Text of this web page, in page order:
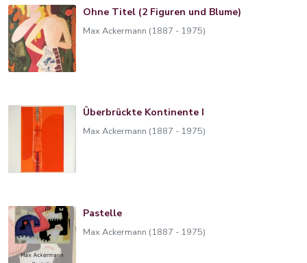
Ohne Titel (2 Figuren und Blume)
Max Ackermann (1887 - 1975)
Überbrückte Kontinente I
Max Ackermann (1887 - 1975)
Pastelle
Max Ackermann (1887 - 1975)